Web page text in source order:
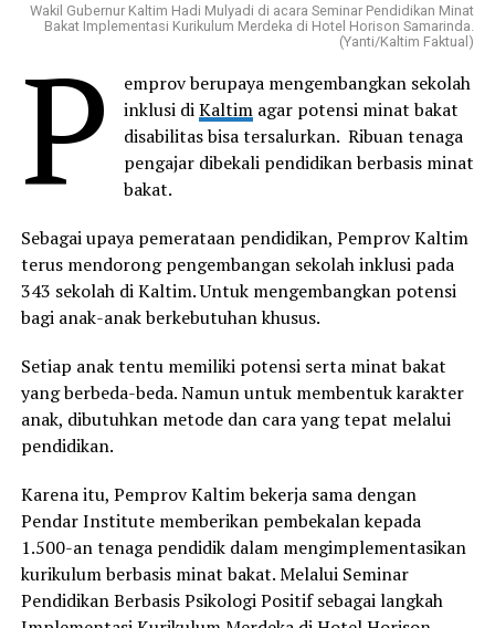
Wakil Gubernur Kaltim Hadi Mulyadi di acara Seminar Pendidikan Minat
Bakat Implementasi Kurikulum Merdeka di Hotel Horison Samarinda.
(Yanti/Kaltim Faktual)
P
emprov berupaya mengembangkan sekolah
inklusi diKaltim agar potensi minat bakat
disabilitas bisa tersalurkan. Ribuan tenaga
pengajar dibekali pendidikan berbasis minat
bakat.
Sebagai upaya pemerataan pendidikan, Pemprov Kaltim
terus mendorong pengembangan sekolah inklusi pada
343 sekolah di Kaltim. Untuk mengembangkan potensi
bagi anak-anak berkebutuhan khusus.
Setiap anak tentu memiliki potensi serta minat bakat
yang berbeda-beda. Namun untuk membentuk karakter
anak, dibutuhkan metode dan cara yang tepat melalui
pendidikan.
Karena itu, Pemprov Kaltim bekerja sama dengan
Pendar Institute memberikan pembekalan kepada
1.500-an tenaga pendidik dalam mengimplementasikan
kurikulum berbasis minat bakat. Melalui Seminar
Pendidikan Berbasis Psikologi Positif sebagai langkah